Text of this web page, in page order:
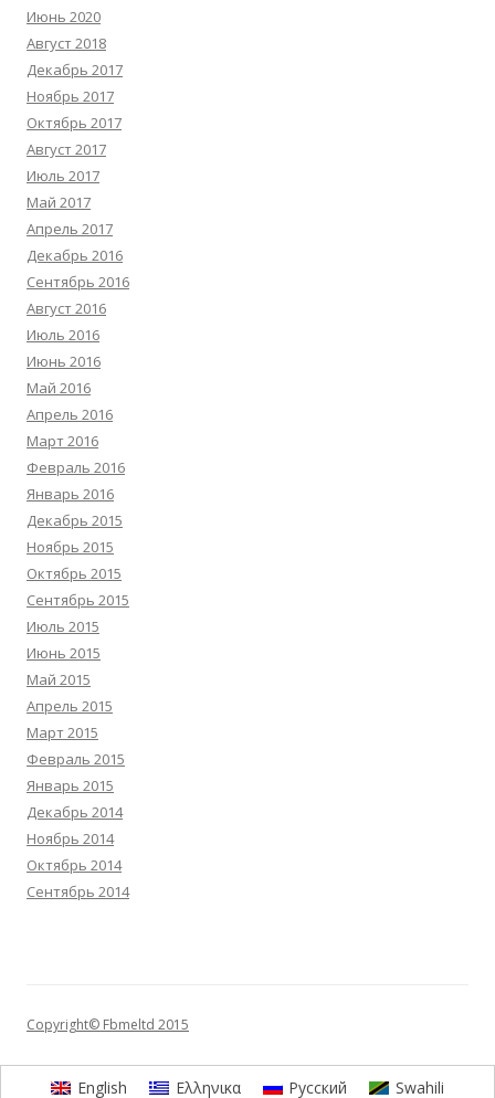
Июнь 2020
Август 2018
Декабрь 2017
Ноябрь 2017
Октябрь 2017
Август 2017
Июль 2017
Май 2017
Апрель 2017
Декабрь 2016
Сентябрь 2016
Август 2016
Июль 2016
Июнь 2016
Май 2016
Апрель 2016
Март 2016
Февраль 2016
Январь 2016
Декабрь 2015
Ноябрь 2015
Октябрь 2015
Сентябрь 2015
Июль 2015
Июнь 2015
Май 2015
Апрель 2015
Март 2015
Февраль 2015
Январь 2015
Декабрь 2014
Ноябрь 2014
Октябрь 2014
Сентябрь 2014
Copyright© Fbmeltd 2015
English Ελληνικα Русский Swahili